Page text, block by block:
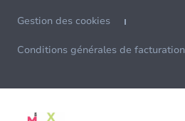
Gestion des cookies
Conditions générales de facturation